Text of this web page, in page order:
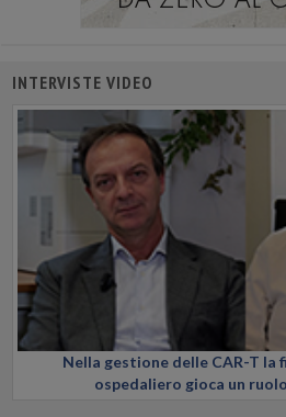
INTERVISTE VIDEO
Nella gestione delle CAR-T la
ospedaliero gioca un